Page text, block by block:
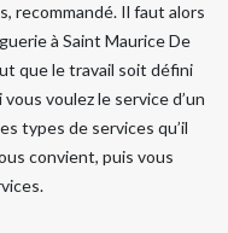
recommandé. Il faut alors
à Saint Maurice De
que le travail soit défini
voulez le service d’un
types de services qu’il
convient, puis vous